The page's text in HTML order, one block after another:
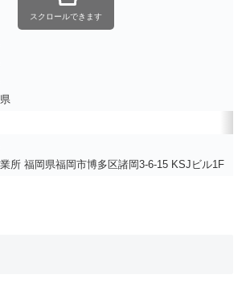
所 福岡県福岡市博多区諸岡3-6-15 KSJビル1F
スクロールできます